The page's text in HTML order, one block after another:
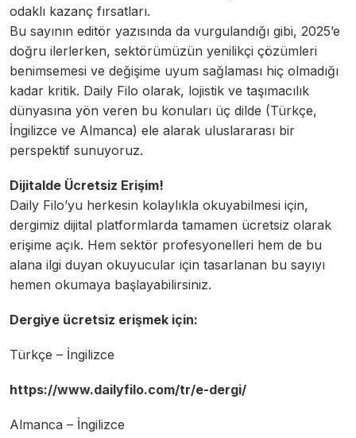
odaklı kazanç fırsatları.
Bu sayının editör yazısında da vurgulandığı gibi, 2025’e
doğru ilerlerken, sektörümüzün yenilikçi çözümleri
benimsemesi ve değişime uyum sağlaması hiç olmadığı
kadar kritik. Daily Filo olarak, lojistik ve taşımacılık
dünyasına yön veren bu konuları üç dilde (Türkçe,
İngilizce ve Almanca) ele alarak uluslararası bir
perspektif sunuyoruz.
Dijitalde Ücretsiz Erişim!
Daily Filo’yu herkesin kolaylıkla okuyabilmesi için,
dergimiz dijital platformlarda tamamen ücretsiz olarak
erişime açık. Hem sektör profesyonelleri hem de bu
alana ilgi duyan okuyucular için tasarlanan bu sayıyı
hemen okumaya başlayabilirsiniz.
Dergiye ücretsiz erişmek için:
Türkçe – İngilizce
https://www.dailyfilo.com/tr/e-dergi/
Almanca – İngilizce